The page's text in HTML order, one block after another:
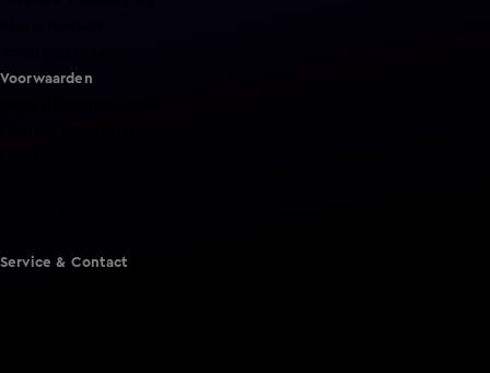
Voorwaarden
Service & Contact